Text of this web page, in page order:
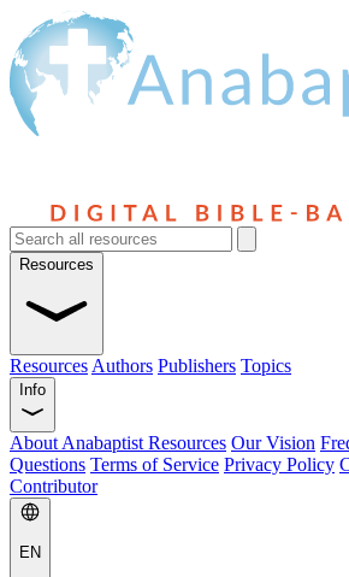
Resources
Resources Authors Publishers Topics
Info
About Anabaptist Resources Our Vision
Questions Terms of Service Privacy Policy
Contributor
EN